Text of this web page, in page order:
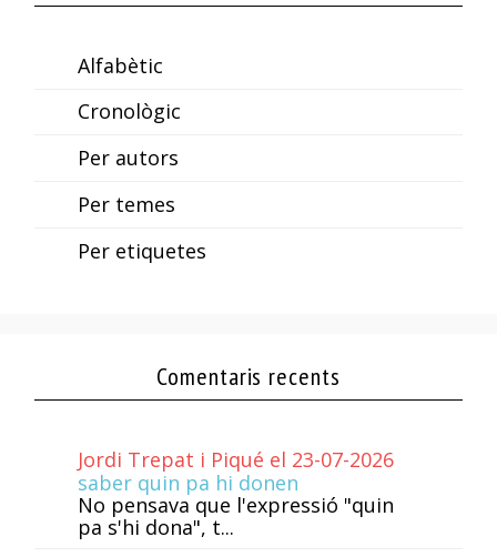
Alfabètic
Cronològic
Per autors
Per temes
Per etiquetes
Comentaris recents
Jordi Trepat i Piqué el 23-07-2026
saber quin pa hi donen
No pensava que l'expressió "quin
pa s'hi dona", t...